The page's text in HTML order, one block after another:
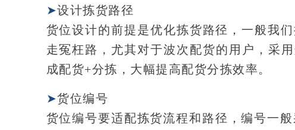
➤设计拣货路径
货位设计的前提是优化拣货路径，一般我
走冤枉路，尤其对于波次配货的用户，采
成配货+分拣，大幅提高配货分拣效率。
➤货位编号
货位编号要适配拣货流程和路径，编号一